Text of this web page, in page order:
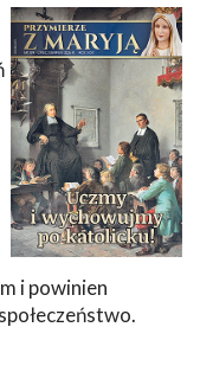
i powinien